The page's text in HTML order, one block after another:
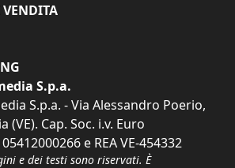
S.p.a.
S.p.a. - Via Alessandro Poerio,
(VE). Cap. Soc. i.v. Euro
e REA VE-454332
e dei testi sono riservati. È